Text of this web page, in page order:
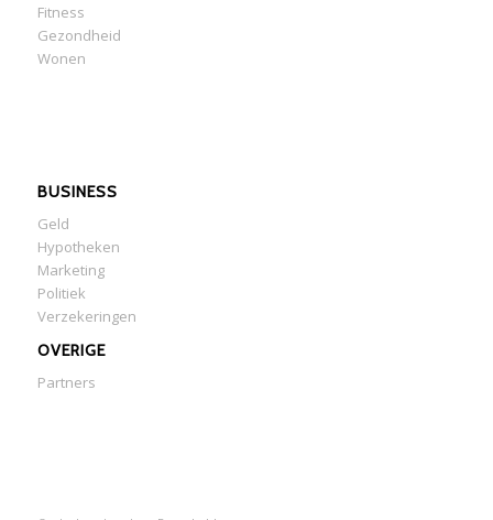
Fitness
Gezondheid
Wonen
BUSINESS
Geld
Hypotheken
Marketing
Politiek
Verzekeringen
OVERIGE
Partners